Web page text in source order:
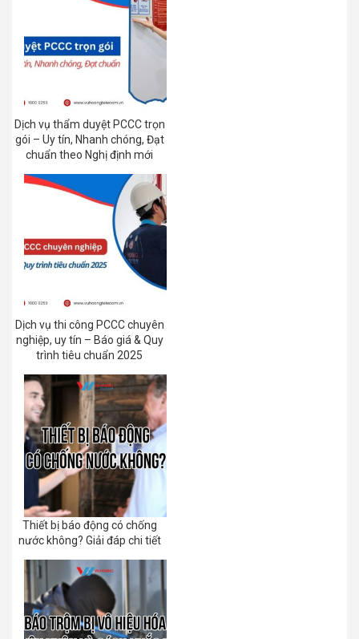
Dịch vụ thẩm duyệt PCCC trọn
gói – Uy tín, Nhanh chóng, Đạt
chuẩn theo Nghị định mới
Dịch vụ thi công PCCC chuyên
nghiệp, uy tín – Báo giá & Quy
trình tiêu chuẩn 2025
Thiết bị báo động có chống
nước không? Giải đáp chi tiết